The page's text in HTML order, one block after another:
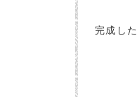
完成し